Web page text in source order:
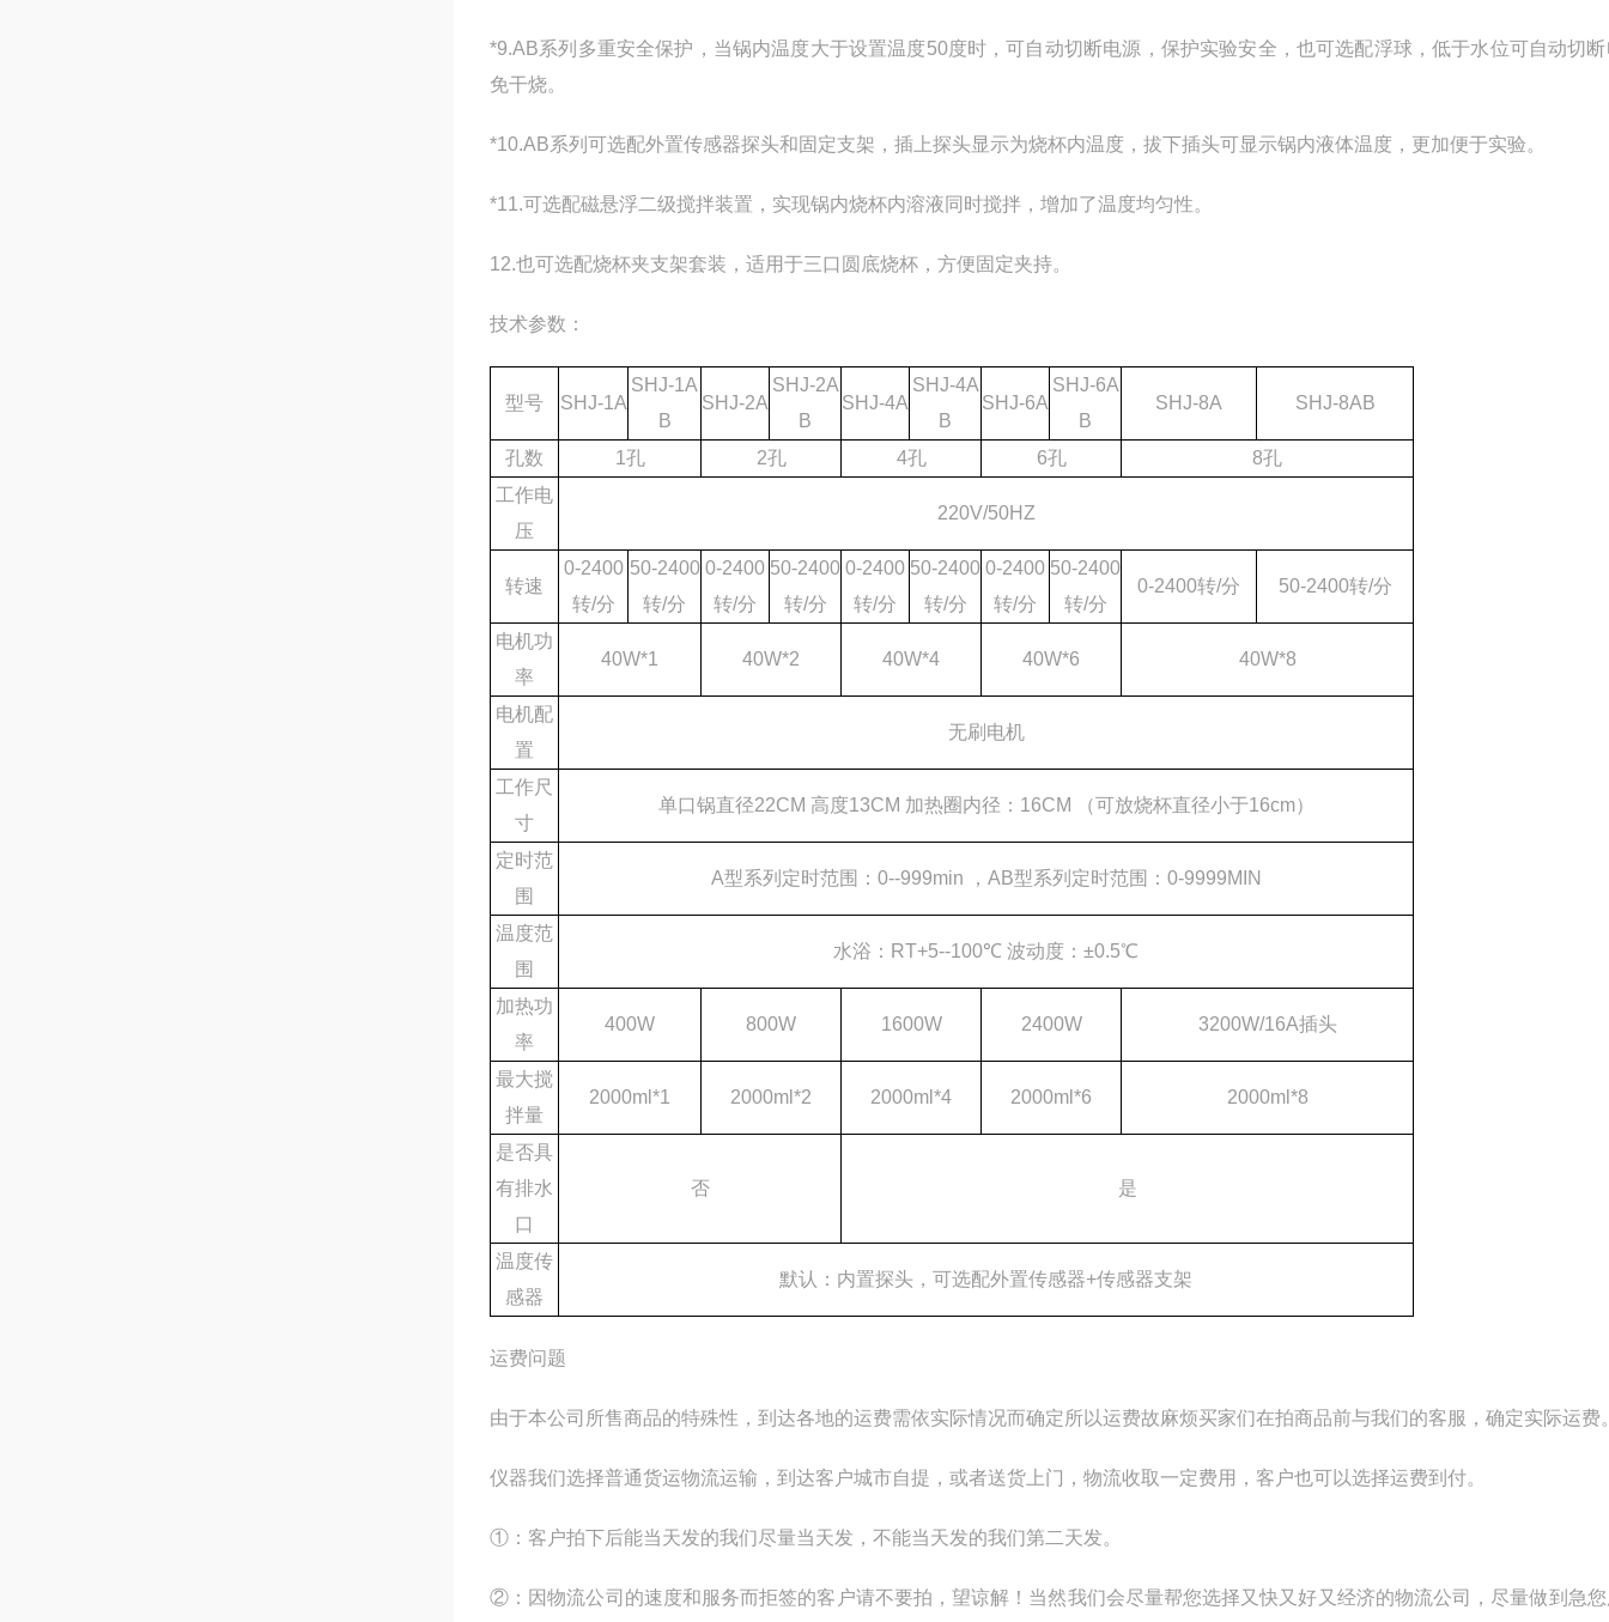
*9.AB系列多重安全保护，当锅内温度大于设置温度50度时，可自动切断电源，保护实验安全，也可选配浮球，低于水位可自动切
免干烧。
*10.AB系列可选配外置传感器探头和固定支架，插上探头显示为烧杯内温度，拔下插头可显示锅内液体温度，更加便于实验。
*11.可选配磁悬浮二级搅拌装置，实现锅内烧杯内溶液同时搅拌，增加了温度均匀性。
12.也可选配烧杯夹支架套装，适用于三口圆底烧杯，方便固定夹持。
技术参数：
型号 SHJ-1A
SHJ-1A
B
SHJ-2A
SHJ-2A
B
SHJ-4A
SHJ-4A
B
SHJ-6A
SHJ-6A
B
SHJ-8A SHJ-8AB
孔数 1孔 2孔 4孔 6孔
8孔
工作电
压
220V/50HZ
转速
0-2400
转/分
50-2400
转/分
0-2400
转/分
50-2400
转/分
0-2400
转/分
50-2400
转/分
0-2400
转/分
50-2400
转/分
0-2400转/分 50-2400转/分
电机功
率
40W*1 40W*2 40W*4 40W*6 40W*8
电机配
置
无刷电机
工作尺
寸
单口锅直径22CM 高度13CM 加热圈内径：16CM （可放烧杯直径小于16cm）
定时范
围
A型系列定时范围：0--999min ，AB型系列定时范围：0-9999MIN
温度范
围
水浴：RT+5--100℃ 波动度：±0.5℃
加热功
率
400W 800W 1600W 2400W 3200W/16A插头
最大搅
拌量
2000ml*1 2000ml*2 2000ml*4 2000ml*6 2000ml*8
是否具
有排水
口
否 是
温度传
感器
默认：内置探头，可选配外置传感器+传感器支架
运费问题
由于本公司所售商品的特殊性，到达各地的运费需依实际情况而确定所以运费故麻烦买家们在拍商品前与我们的客服，确定实际运费
仪器我们选择普通货运物流运输，到达客户城市自提，或者送货上门，物流收取一定费用，客户也可以选择运费到付。
①：客户拍下后能当天发的我们尽量当天发，不能当天发的我们第二天发。
②：因物流公司的速度和服务而拒签的客户请不要拍，望谅解！当然我们会尽量帮您选择又快又好又经济的物流公司，尽量做到急